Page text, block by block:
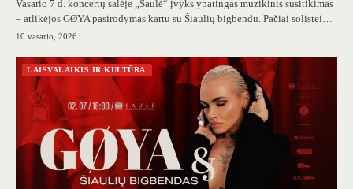
Vasario 7 d. koncertų salėje „Saulė“ įvyks ypatingas muzikinis susitikimas
– atlikėjos GØYA pasirodymas kartu su Šiaulių bigbendu. Pačiai solistei…
10 vasario, 2026
LAISVALAIKIS IR KULTŪRA